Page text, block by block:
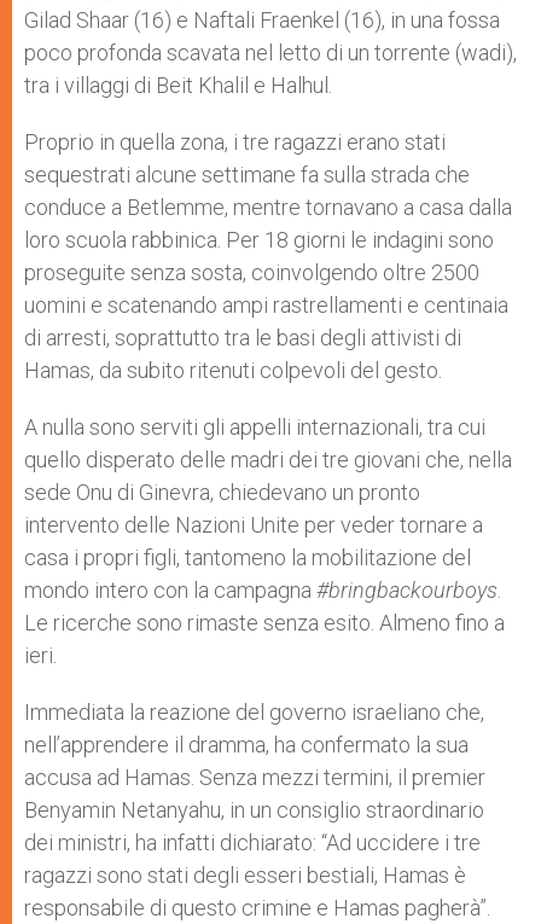
Gilad Shaar (16) e Naftali Fraenkel (16), in una fossa
poco profonda scavata nel letto di un torrente (wadi),
tra i villaggi di Beit Khalil e Halhul.
Proprio in quella zona, i tre ragazzi erano stati
sequestrati alcune settimane fa sulla strada che
conduce a Betlemme, mentre tornavano a casa dalla
loro scuola rabbinica. Per 18 giorni le indagini sono
proseguite senza sosta, coinvolgendo oltre 2500
uomini e scatenando ampi rastrellamenti e centinaia
di arresti, soprattutto tra le basi degli attivisti di
Hamas, da subito ritenuti colpevoli del gesto.
A nulla sono serviti gli appelli internazionali, tra cui
quello disperato delle madri dei tre giovani che, nella
sede Onu di Ginevra, chiedevano un pronto
intervento delle Nazioni Unite per veder tornare a
casa i propri figli, tantomeno la mobilitazione del
mondo intero con la campagna #bringbackourboys
Le ricerche sono rimaste senza esito. Almeno fino a
ieri.
Immediata la reazione del governo israeliano che,
nell’apprendere il dramma, ha confermato la sua
accusa ad Hamas. Senza mezzi termini, il premier
Benyamin Netanyahu, in un consiglio straordinario
dei ministri, ha infatti dichiarato: “Ad uccidere i tre
ragazzi sono stati degli esseri bestiali, Hamas è
responsabile di questo crimine e Hamas pagherà”.